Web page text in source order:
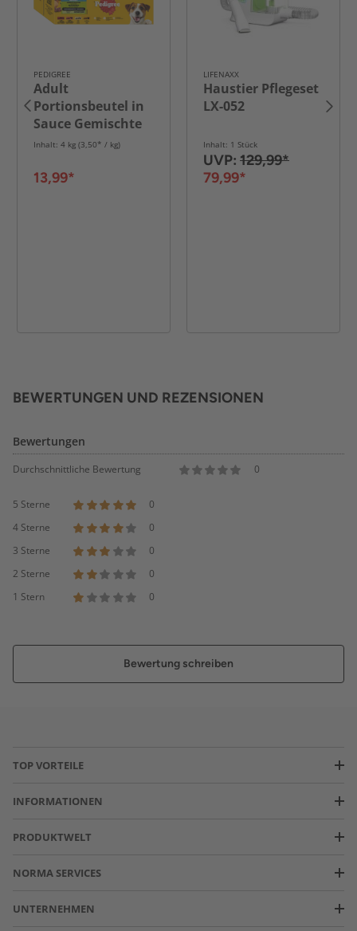
PEDIGREE
Adult
Portionsbeutel in
Sauce Gemischte
Selektion mit 4
100g
Inhalt: 4 kg (3,50* / kg)
13,99*
LIFENAXX
Haustier Pflegeset
LX-052
Inhalt: 1 Stück
UVP: 129,99*
79,99*
BEWERTUNGEN UND REZENSIONEN
Bewertungen
Durchschnittliche Bewertung 0
5 Sterne
0
4 Sterne
0
3 Sterne
0
2 Sterne
0
1 Stern
0
Bewertung schreiben
TOP VORTEILE
INFORMATIONEN
PRODUKTWELT
NORMA SERVICES
UNTERNEHMEN